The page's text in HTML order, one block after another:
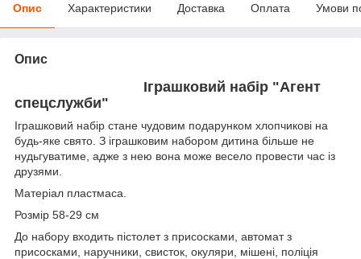
Опис Характеристики Доставка Оплата Умови
Опис
Іграшковий набір "Агент
спецслужби"
Іграшковий набір стане чудовим подарунком хлопчикові на
будь-яке свято. З іграшковим набором дитина більше не
нудьгуватиме, адже з нею вона може весело провести час із
друзями.
Матеріал пластмаса.
Розмір 58-29 см
До набору входить пістолет з присосками, автомат з
присосками, наручники, свисток, окуляри, мішені, поліція